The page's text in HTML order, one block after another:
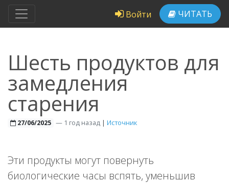
Войти ЧИТАТЬ
Шесть продуктов для
замедления
старения
27/06/2025 —1 год назад | Источник
Эти продукты могут повернуть
биологические часы вспять, уменьшив